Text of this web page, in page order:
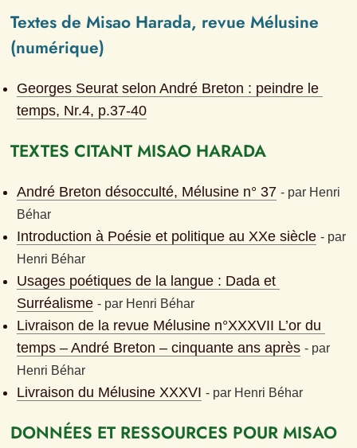
Textes de Misao Harada, revue Mélusine
(numérique)
Georges Seurat selon André Breton : peindre le
temps, Nr.4, p.37-40
TEXTES CITANT MISAO HARADA
André Breton désocculté, Mélusine n° 37 - par Henri
Béhar
Introduction à Poésie et politique au XXe siècle - par
Henri Béhar
Usages poétiques de la langue : Dada et
Surréalisme - par Henri Béhar
Livraison de la revue Mélusine n°XXXVII L’or du
temps – André Breton – cinquante ans après - par
Henri Béhar
Livraison du Mélusine XXXVI - par Henri Béhar
DONNÉES ET RESSOURCES POUR MISAO